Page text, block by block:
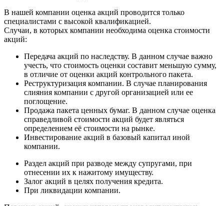
В нашей компании оценка акций проводится только
специалистами с высокой квалификацией.
Случаи, в которых компании необходима оценка стоимости
акций:
Передача акций по наследству. В данном случае важно
учесть, что стоимость оценки составит меньшую сумму,
в отличие от оценки акций контрольного пакета.
Реструктуризация компании. В случае планирования
слияния компании с другой организацией или ее
поглощение.
Продажа пакета ценных бумаг. В данном случае оценка
справедливой стоимости акций будет являться
определением её стоимости на рынке.
Инвестирование акций в базовый капитал иной
компании.
Раздел акций при разводе между супругами, при
отнесении их к нажитому имуществу.
Залог акций в целях получения кредита.
При ликвидации компании.